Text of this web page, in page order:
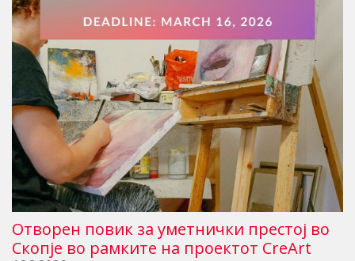
Oтворен повик за уметнички престој во
Скопје во рамките на проектот CreArt